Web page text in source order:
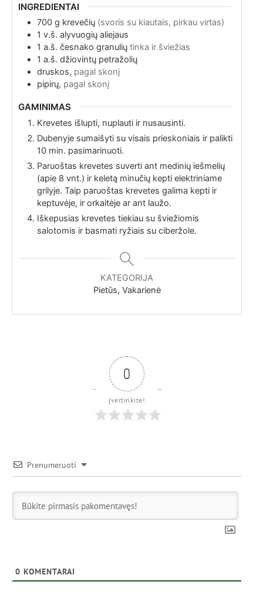
INGREDIENTAI
700 g krevečių (svoris su kiautais, pirkau virtas)
1 v.š. alyvuogių aliejaus
1 a.š. česnako granulių tinka ir šviežias
1 a.š. džiovintų petražolių
druskos, pagal skonį
pipirų, pagal skonį
GAMINIMAS
Krevetes išlupti, nuplauti ir nusausinti.
Dubenyje sumaišyti su visais prieskoniais ir palikti
10 min. pasimarinuoti.
Paruoštas krevetes suverti ant medinių iešmelių
(apie 8 vnt.) ir keletą minučių kepti elektriniame
grilyje. Taip paruoštas krevetes galima kepti ir
keptuvėje, ir orkaitėje ar ant laužo.
Iškepusias krevetes tiekiau su šviežiomis
salotomis ir basmati ryžiais su ciberžole.
KATEGORIJA
Pietūs, Vakarienė
0
Įvertinkite!
Prenumeruoti
0 KOMENTARAI